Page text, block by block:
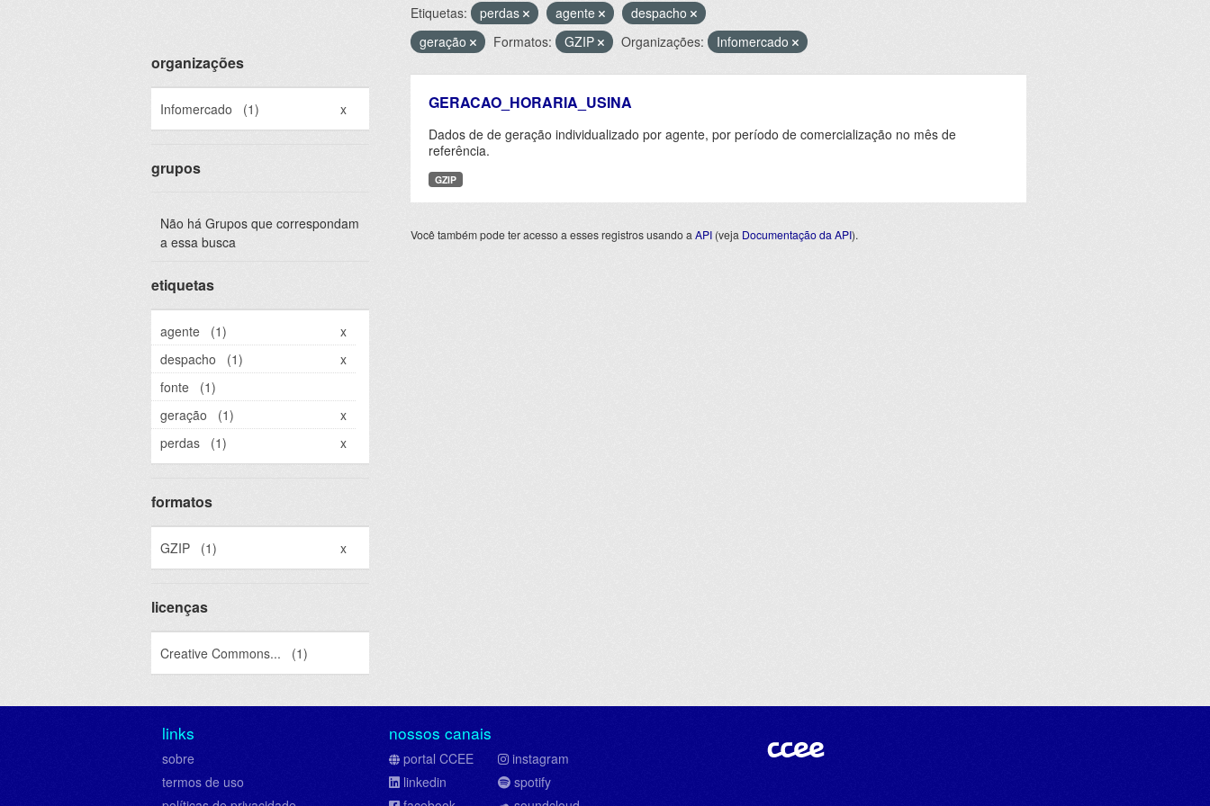
organizações
Infomercado (1) x
grupos
Não há Grupos que correspondam
a essa busca
etiquetas
agente (1)
x
despacho
(1)
x
fonte
(1)
geração
(1)
x
perdas
(1) x
formatos
GZIP (1) x
licenças
Creative Commons... (1)
Etiquetas: perdas agente
despacho
geração
Formatos: GZIP Organizações: Infomercado
GERACAO_HORARIA_USINA
Dados de de geração individualizado por agente, por período de comercialização no mês de
referência.
GZIP
Você também pode ter acesso a esses registros usando a API (veja Documentação da API).
links
sobre
termos de uso
nossos canais
portal CCEE
linkedin
instagram
spotify